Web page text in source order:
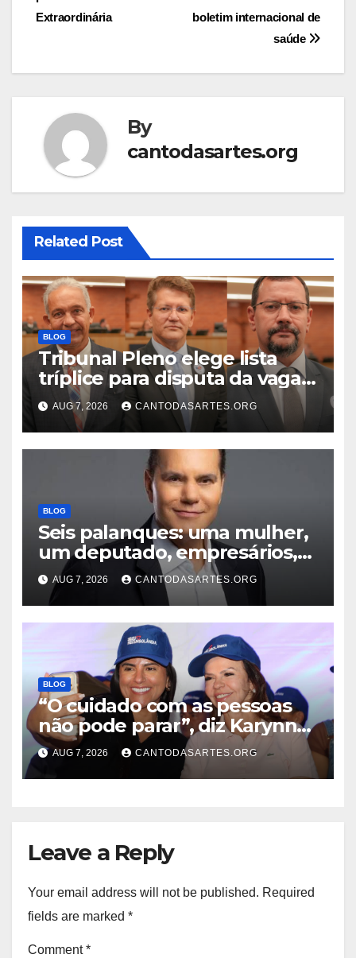
navigation
boletim internacional de
saúde
Extraordinária
By
cantodasartes.org
Related Post
BLOG
Tribunal Pleno elege lista
tríplice para disputa da vaga
de desembargador com os
advogados Ercílio Bezerra,
Marcos Antônio e Guilherme
AUG 7, 2026 CANTODASARTES.ORG
BLOG
Seis palanques: uma mulher,
um deputado, empresários,
professor e vice-governador;
Conheça todos os nomes que
disputam o Governo do TO
AUG 7, 2026 CANTODASARTES.ORG
BLOG
“O cuidado com as pessoas
não pode parar”, diz Karynne
Sotero ao reforçar seu apoio à
professora Dorinha
AUG 7, 2026 CANTODASARTES.ORG
Leave a Reply
Your email address will not be published. Required
fields are marked *
Comment*